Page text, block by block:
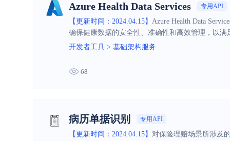
Azure Health Data Services 专用API
【更新时间：2024.04.15】 Azure Health Data
确保健康数据的安全性、准确性和高效管理，以
开发者工具 > 基础架构服务
68
病历单据识别 专用API
【更新时间：2024.04.15】 对保险理赔场景所涉及